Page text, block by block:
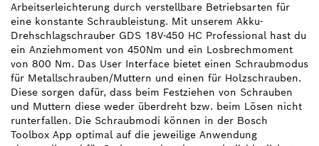
Arbeitserleichterung durch verstellbare Betriebsarten für
eine konstante Schraubleistung. Mit unserem Akku-
Drehschlagschrauber GDS 18V-450 HC Professional hast du
ein Anziehmoment von 450Nm und ein Losbrechmoment
von 800 Nm. Das User Interface bietet einen Schraubmodus
für Metallschrauben/Muttern und einen für Holzschrauben.
Diese sorgen dafür, dass beim Festziehen von Schrauben
und Muttern diese weder überdreht bzw. beim Lösen nicht
runterfallen. Die Schraubmodi können in der Bosch
Toolbox App optimal auf die jeweilige Anwendung